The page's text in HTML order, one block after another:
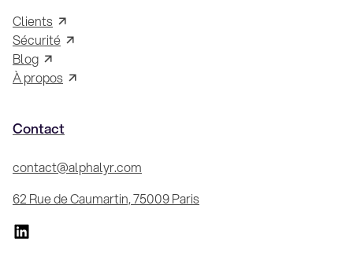
Clients
Sécurité
Blog
À propos
Contact
contact@alphalyr.com
62 Rue de Caumartin, 75009 Paris